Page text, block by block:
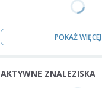
POKAŻ WIĘCEJ
AKTYWNE ZNALEZISKA